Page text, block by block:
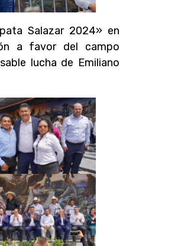
Salazar 2024» en
a favor del campo
lucha de Emiliano